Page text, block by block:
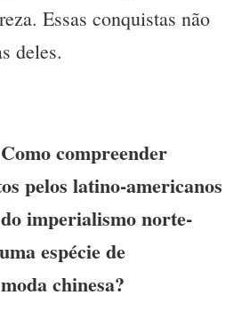
Essas conquistas não
deles.
compreender
pelos latino-americanos
imperialismo norte-
espécie de
chinesa?